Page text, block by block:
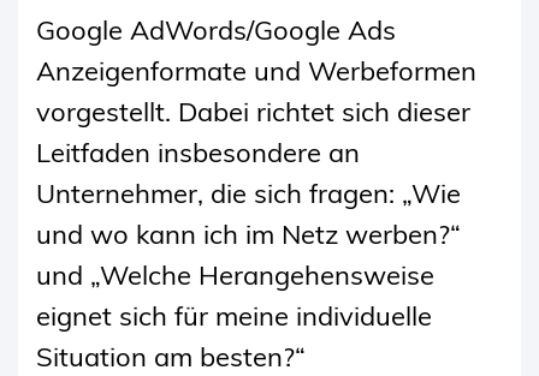
Google AdWords/Google Ads
Anzeigenformate und Werbeformen
vorgestellt. Dabei richtet sich dieser
Leitfaden insbesondere an
Unternehmer, die sich fragen: „Wie
und wo kann ich im Netz werben?“
und „Welche Herangehensweise
eignet sich für meine individuelle
Situation am besten?“